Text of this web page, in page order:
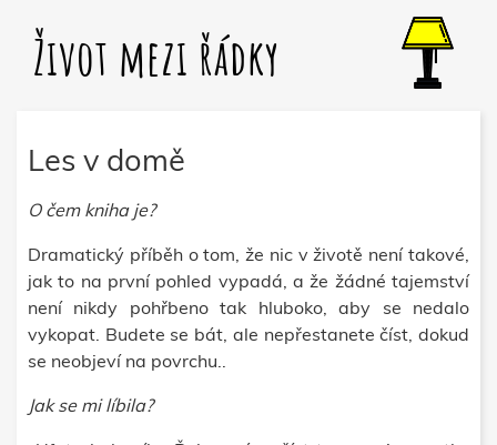
Život mezi řádky
Les v domě
O čem kniha je?
Dramatický příběh o tom, že nic v životě není takové,
jak to na první pohled vypadá, a že žádné tajemství
není nikdy pohřbeno tak hluboko, aby se nedalo
vykopat. Budete se bát, ale nepřestanete číst, dokud
se neobjeví na povrchu..
Jak se mi líbila?